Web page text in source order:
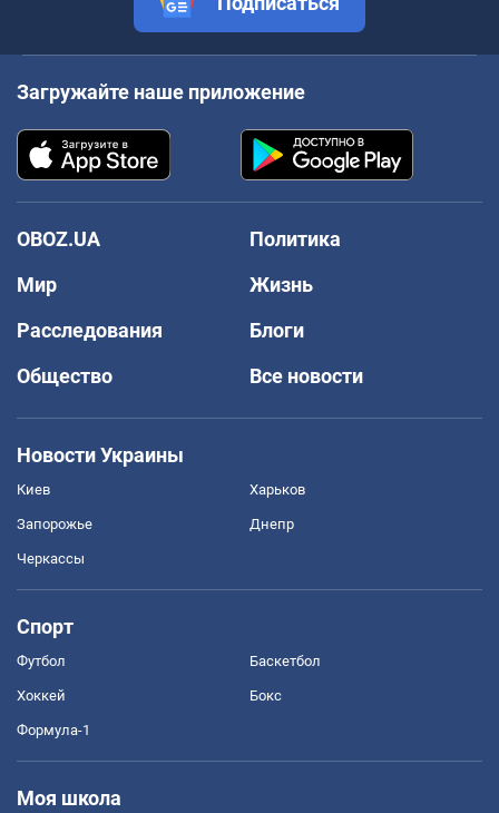
Загружайте наше приложение
OBOZ.UA
Политика
Мир
Жизнь
Расследования
Блоги
Общество
Все новости
Новости Украины
Киев Харьков
Запорожье Днепр
Черкассы
Спорт
Футбол Баскетбол
Хоккей Бокс
Формула-1
Моя школа